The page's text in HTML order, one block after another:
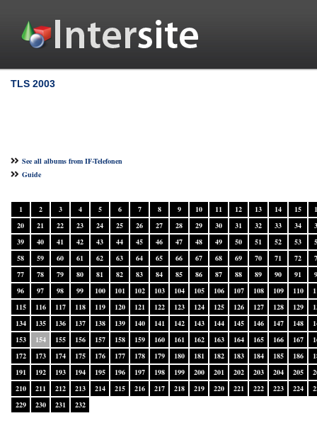
TLS 2003
See all albums from IF-Telefonen
Guide
1 2 3 4 5 6 7 8 9 10 11 12 13 14 15
20
21 22 23 24 25 26 27 28 29 30 31 32 33 34
39
40 41 42 43 44 45 46 47 48 49 50 51 52 53
58
59 60 61 62 63 64 65 66 67 68 69 70 71 72
77
78 79 80 81 82 83 84 85 86 87 88 89 90 91
96
97 98 99 100 101 102 103 104 105 106 107 108 109 110
115
116 117 118 119 120 121 122 123 124 125 126 127 128 129
134
135 136 137 138 139 140 141 142 143 144 145 146 147 148
153
154 155 156 157 158 159 160 161 162 163 164 165 166 167
172
173 174 175 176 177 178 179 180 181 182 183 184 185 186
191
192 193 194 195 196 197 198 199 200 201 202 203 204 205
210
211 212 213 214 215 216 217 218 219 220 221 222 223 224
229
230 231 232